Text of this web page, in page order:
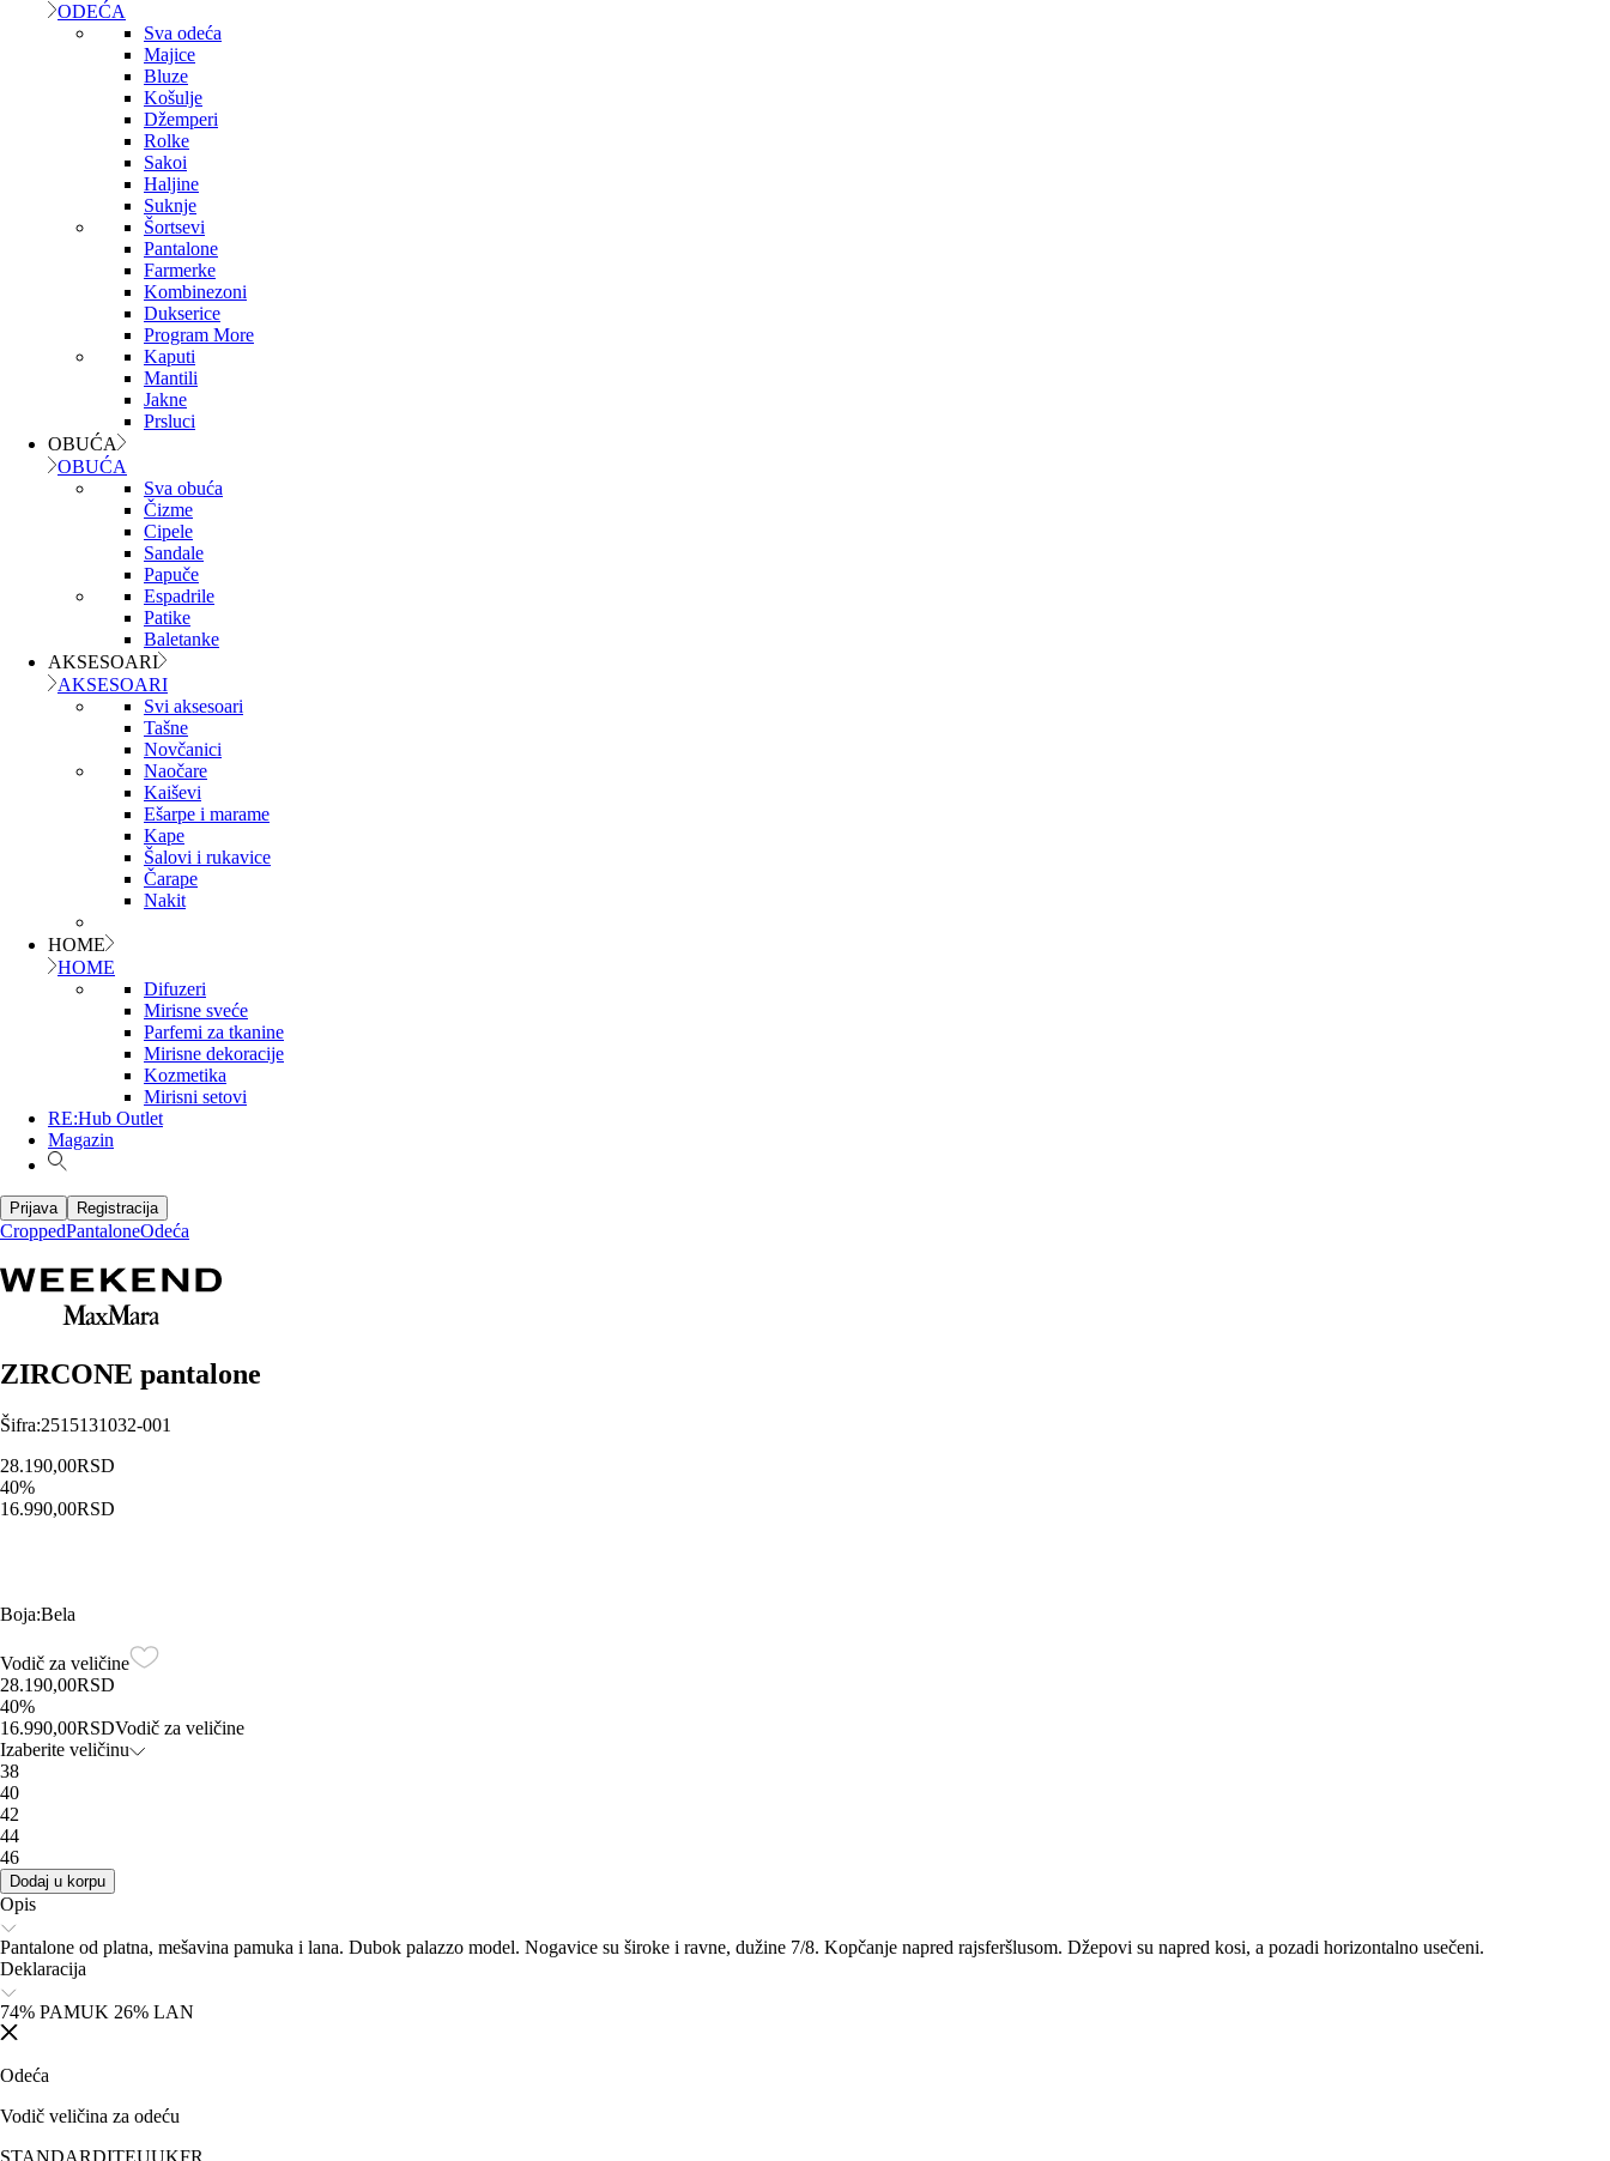
ODEĆA
Sva odeća
Majice
Bluze
Košulje
Džemperi
Rolke
Sakoi
Haljine
Suknje
Šortsevi
Pantalone
Farmerke
Kombinezoni
Dukserice
Program More
Kaputi
Mantili
Jakne
Prsluci
OBUĆA
OBUĆA
Sva obuća
Čizme
Cipele
Sandale
Papuče
Espadrile
Patike
Baletanke
AKSESOARI
AKSESOARI
Svi aksesoari
Tašne
Novčanici
Naočare
Kaiševi
Ešarpe i marame
Kape
Šalovi i rukavice
Čarape
Nakit
HOME
HOME
Difuzeri
Mirisne sveće
Parfemi za tkanine
Mirisne dekoracije
Kozmetika
Mirisni setovi
RE:Hub Outlet
Magazin
Prijava Registracija
CroppedPantaloneOdeća
ZIRCONE pantalone
Šifra:2515131032-001
28.190,00RSD
40%
16.990,00RSD
Boja:Bela
Vodič za veličine
28.190,00RSD
40%
16.990,00RSDVodič za veličine
Izaberite veličinu
38
40
42
44
46
Dodaj u korpu
Opis
Pantalone od platna, mešavina pamuka i lana. Dubok palazzo model. Nogavice su široke i ravne, dužine 7/8. Kopčanje napred rajsferšlusom. Džepovi su napred kosi, a pozadi horizontalno usečeni.
Deklaracija
74% PAMUK 26% LAN
Odeća
Vodič veličina za odeću
STANDARDITEUUKFR